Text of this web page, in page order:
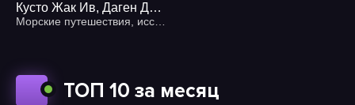
ТОП 10 за месяц
Кусто Жак Ив, Даген Джеймс, Дюма Фредерик - В мире безмолвия
Морские путешествия исследования